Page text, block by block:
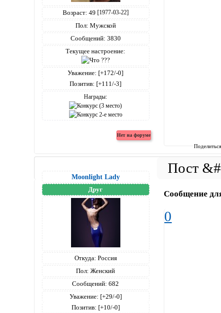
Возраст: 49 [1977-03-22]
Пол: Мужской
Сообщений: 3830
Текущее настроение:
Уважение: [+172/-0]
Позитив: [+111/-3]
Награды:
Moonlight Lady
Друг
Откуда: Россия
Пол: Женский
Сообщений: 682
Уважение: [+29/-0]
Позитив: [+10/-0]
Сообщение
0